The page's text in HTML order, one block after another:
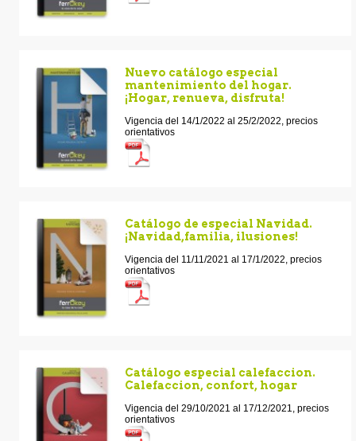
Nuevo catálogo especial
mantenimiento del hogar.
¡Hogar, renueva, disfruta!
Vigencia del 14/1/2022 al 25/2/2022, precios
orientativos
Catálogo de especial Navidad.
¡Navidad,familia, ilusiones!
Vigencia del 11/11/2021 al 17/1/2022, precios
orientativos
Catálogo especial calefaccion.
Calefaccion, confort, hogar
Vigencia del 29/10/2021 al 17/12/2021, precios
orientativos